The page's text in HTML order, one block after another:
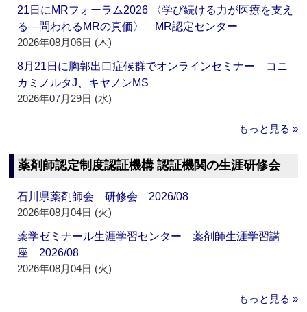
21日にMRフォーラム2026 〈学び続ける力が医療を支え
る―問われるMRの真価〉 MR認定センター
2026年08月06日 (木)
8月21日に胸郭出口症候群でオンラインセミナー コニ
カミノルタJ、キヤノンMS
2026年07月29日 (水)
もっと見る »
薬剤師認定制度認証機構 認証機関の生涯研修会
石川県薬剤師会 研修会 2026/08
2026年08月04日 (火)
薬学ゼミナール生涯学習センター 薬剤師生涯学習講
座 2026/08
2026年08月04日 (火)
もっと見る »